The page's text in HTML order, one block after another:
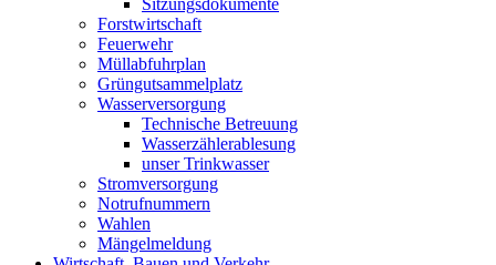
Sitzungsdokumente
Forstwirtschaft
Feuerwehr
Müllabfuhrplan
Grüngutsammelplatz
Wasserversorgung
Technische Betreuung
Wasserzählerablesung
unser Trinkwasser
Stromversorgung
Notrufnummern
Wahlen
Mängelmeldung